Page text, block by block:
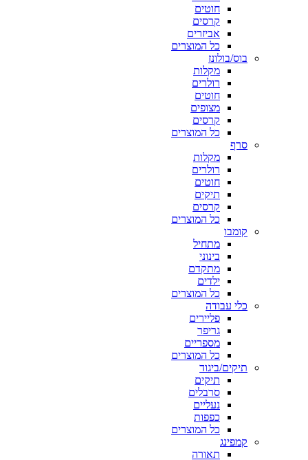
חוטים
קרסים
אביזרים
כל המוצרים
בוס/בולונז
מקלות
רולרים
חוטים
מצופים
קרסים
כל המוצרים
סרף
מקלות
רולרים
חוטים
תיקים
קרסים
כל המוצרים
קומבו
מתחיל
בינוני
מתקדם
ילדים
כל המוצרים
כלי עבודה
פליירים
גריפר
מספריים
כל המוצרים
תיקים/ביגוד
תיקים
סרבלים
נעליים
כפפות
כל המוצרים
קמפינג
תאורה